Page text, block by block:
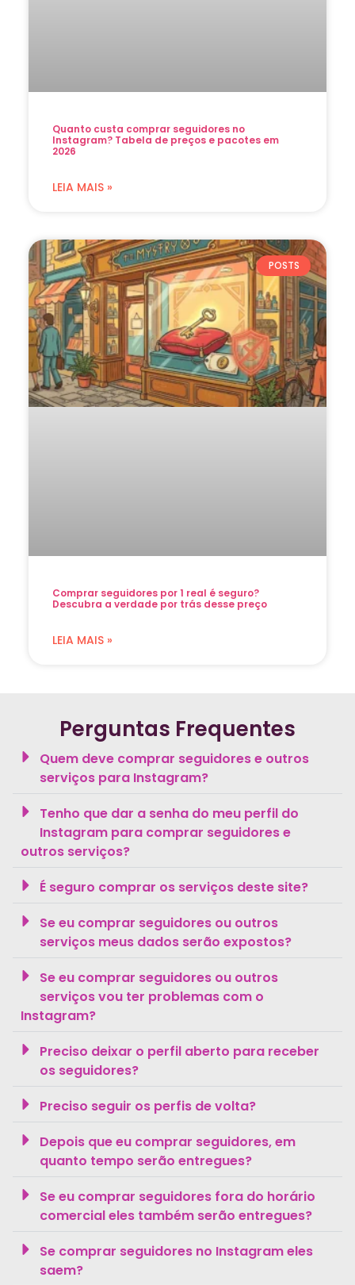
Quanto custa comprar seguidores no
Instagram? Tabela de preços e pacotes em
2026
LEIA MAIS »
POSTS
Comprar seguidores por 1 real é seguro?
Descubra a verdade por trás desse preço
LEIA MAIS »
Perguntas Frequentes
Quem deve comprar seguidores e outros
serviços para Instagram?
Tenho que dar a senha do meu perfil do
Instagram para comprar seguidores e
outros serviços?
É seguro comprar os serviços deste site?
Se eu comprar seguidores ou outros
serviços meus dados serão expostos?
Se eu comprar seguidores ou outros
serviços vou ter problemas com o
Instagram?
Preciso deixar o perfil aberto para receber
os seguidores?
Preciso seguir os perfis de volta?
Depois que eu comprar seguidores, em
quanto tempo serão entregues?
Se eu comprar seguidores fora do horário
comercial eles também serão entregues?
Se comprar seguidores no Instagram eles
saem?